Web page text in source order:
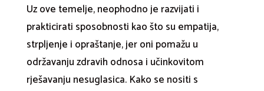
Uz ove temelje, neophodno je razvijati i
prakticirati sposobnosti kao što su empatija,
strpljenje i opraštanje, jer oni pomažu u
održavanju zdravih odnosa i učinkovitom
rješavanju nesuglasica. Kako se nositi s